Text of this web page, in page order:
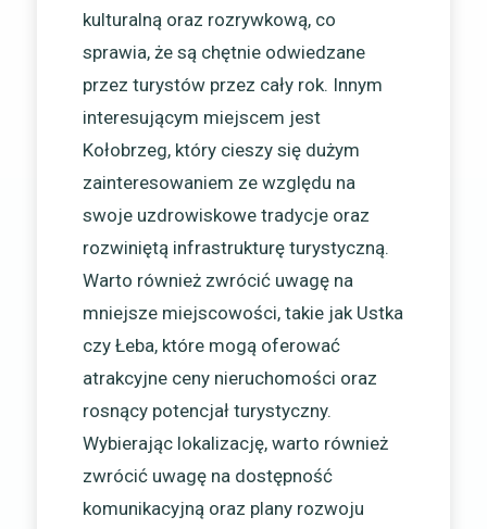
kulturalną oraz rozrywkową, co
sprawia, że są chętnie odwiedzane
przez turystów przez cały rok. Innym
interesującym miejscem jest
Kołobrzeg, który cieszy się dużym
zainteresowaniem ze względu na
swoje uzdrowiskowe tradycje oraz
rozwiniętą infrastrukturę turystyczną.
Warto również zwrócić uwagę na
mniejsze miejscowości, takie jak Ustka
czy Łeba, które mogą oferować
atrakcyjne ceny nieruchomości oraz
rosnący potencjał turystyczny.
Wybierając lokalizację, warto również
zwrócić uwagę na dostępność
komunikacyjną oraz plany rozwoju